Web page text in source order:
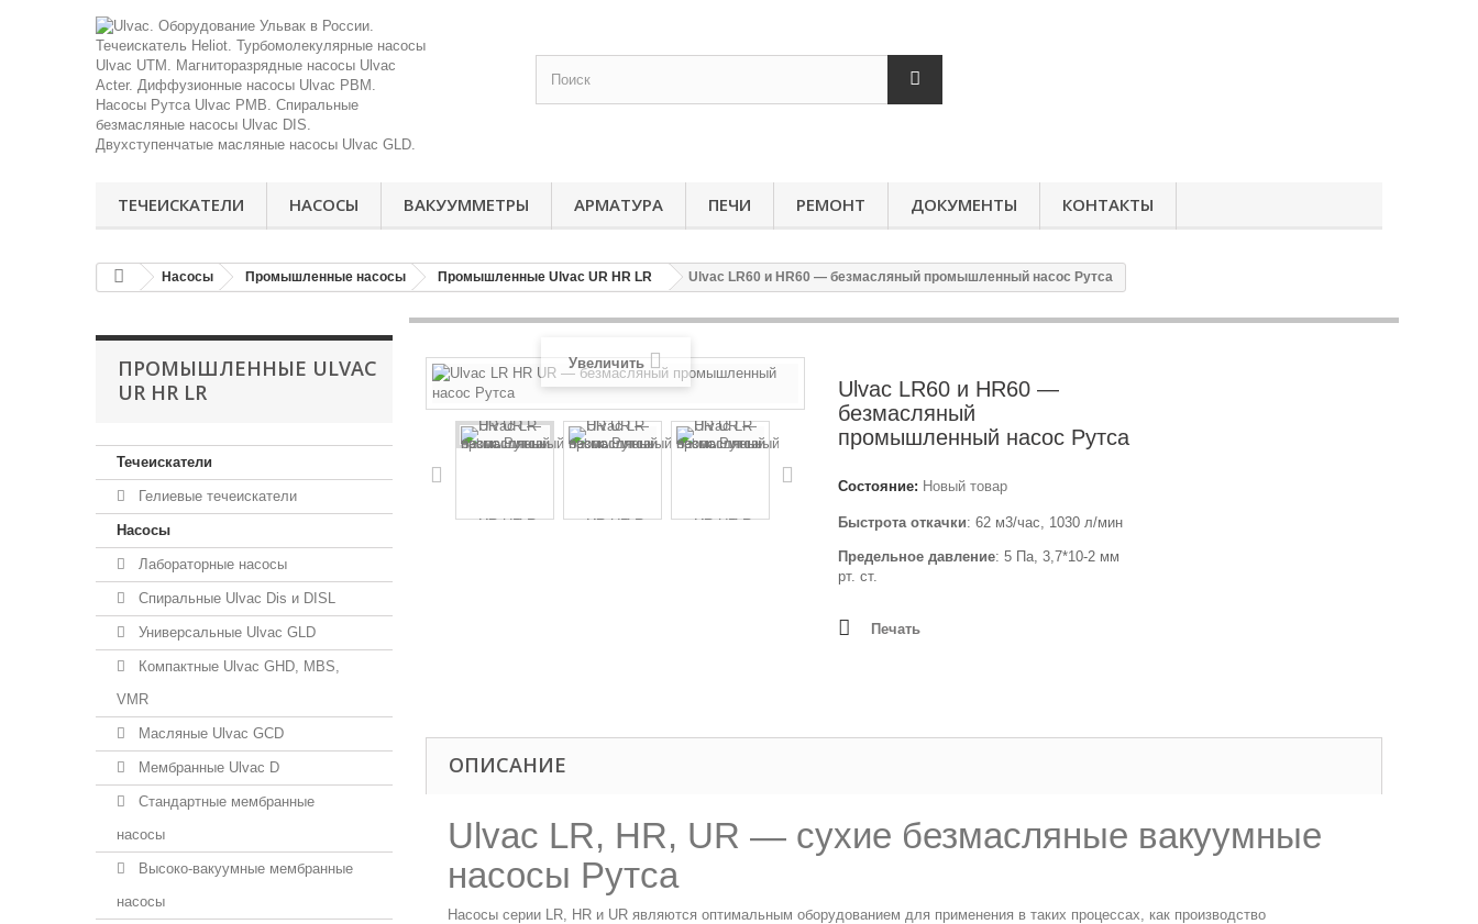
ТЕЧЕИСКАТЕЛИ НАСОСЫ ВАКУУММЕТРЫ АРМАТУРА ПЕЧИ РЕМОНТ ДОКУМЕНТЫ КОНТАКТЫ
Насосы Промышленные насосы Промышленные Ulvac UR HR LR Ulvac LR60 и HR60 — безмасляный промышленный насос Рутса
ПРОМЫШЛЕННЫЕ ULVAC
UR HR LR
Течеискатели
Гелиевые течеискатели
Насосы
Лабораторные насосы
Спиральные Ulvac Dis и DISL
Универсальные Ulvac GLD
Компактные Ulvac GHD, MBS,
VMR
Масляные Ulvac GCD
Мембранные Ulvac D
Стандартные мембранные
насосы
Высоко-вакуумные мембранные
насосы
Увеличить
Ulvac LR60 и HR60 —
безмасляный
промышленный насос Рутса
Состояние: Новый товар
Быстрота откачки: 62 м3/час, 1030 л/мин
Предельное давление: 5 Па, 3,7*10-2 мм
рт. ст.
Печать
ОПИСАНИЕ
Ulvac LR, HR, UR — сухие безмасляные вакуумные
насосы Рутса
Насосы серии LR, HR и UR являются оптимальным оборудованием для применения в таких процессах, как производство